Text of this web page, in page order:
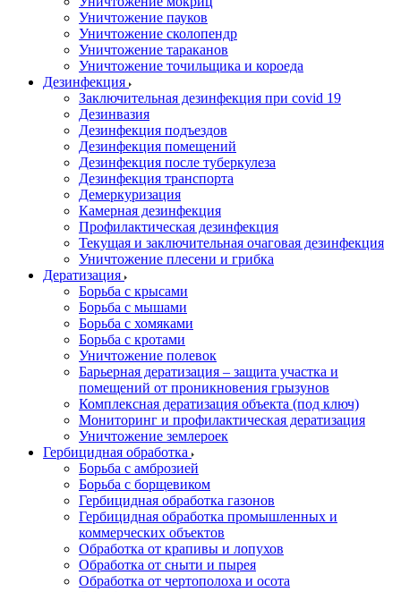
Уничтожение пауков
Уничтожение сколопендр
Уничтожение тараканов
Уничтожение точильщика и короеда
Дезинфекция
Заключительная дезинфекция при covid 19
Дезинвазия
Дезинфекция подъездов
Дезинфекция помещений
Дезинфекция после туберкулеза
Дезинфекция транспорта
Демеркуризация
Камерная дезинфекция
Профилактическая дезинфекция
Текущая и заключительная очаговая дезинфекция
Уничтожение плесени и грибка
Дератизация
Борьба с крысами
Борьба с мышами
Борьба с хомяками
Борьба с кротами
Уничтожение полевок
Барьерная дератизация – защита участка и
помещений от проникновения грызунов
Комплексная дератизация объекта (под ключ)
Мониторинг и профилактическая дератизация
Уничтожение землероек
Гербицидная обработка
Борьба с амброзией
Борьба с борщевиком
Гербицидная обработка газонов
Гербицидная обработка промышленных и
коммерческих объектов
Обработка от крапивы и лопухов
Обработка от сныти и пырея
Обработка от чертополоха и осота